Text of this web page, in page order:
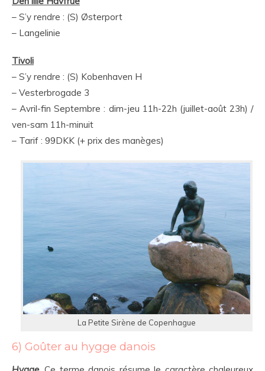
– S’y rendre : (S) Østerport
– Langelinie
Tivoli
– S’y rendre : (S) Kobenhaven H
– Vesterbrogade 3
– Avril-fin Septembre : dim-jeu 11h-22h (juillet-août 23h) /
ven-sam 11h-minuit
– Tarif : 99DKK (+ prix des manèges)
La Petite Sirène de Copenhague
6) Goûter au hygge danois